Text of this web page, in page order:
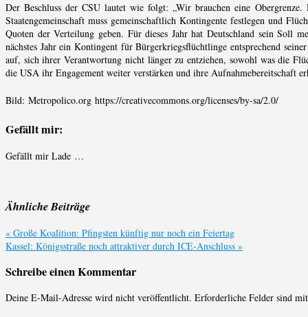
Der Beschluss der CSU lautet wie folgt: „Wir brauchen eine
Staatengemeinschaft muss gemeinschaftlich Kontingente festlegen und
Quoten der Verteilung geben. Für dieses Jahr hat Deutschland sein
nächstes Jahr ein Kontingent für Bürgerkriegsflüchtlinge entsprechend
auf, sich ihrer Verantwortung nicht länger zu entziehen, sowohl was die
die USA ihr Engagement weiter verstärken und ihre Aufnahmebereitschaft
Bild: Metropolico.org https://creativecommons.org/licenses/by-sa/2.0/
Gefällt mir:
Gefällt mir Lade …
Ähnliche Beiträge
« Große Koalition: Pfingsten künftig nur noch ein Feiertag
Kassel: Königsstraße noch attraktiver durch ICE-Anschluss »
Schreibe einen Kommentar
Deine E-Mail-Adresse wird nicht veröffentlicht. Erforderliche Felder sind